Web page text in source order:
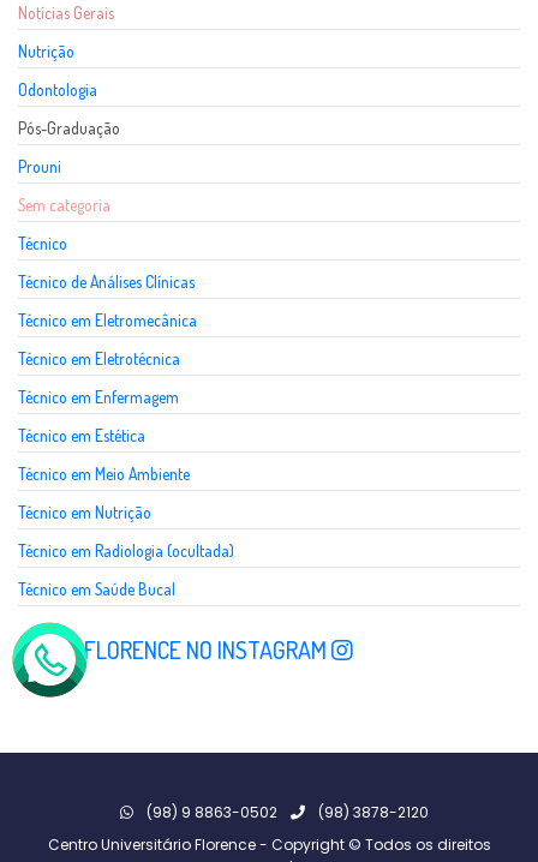
Notícias Gerais
Nutrição
Odontologia
Pós-Graduação
Prouni
Sem categoria
Técnico
Técnico de Análises Clínicas
Técnico em Eletromecânica
Técnico em Eletrotécnica
Técnico em Enfermagem
Técnico em Estética
Técnico em Meio Ambiente
Técnico em Nutrição
Técnico em Radiologia (ocultada)
Técnico em Saúde Bucal
SIGA A FLORENCE NO INSTAGRAM
(98) 9 8863-0502
(98) 3878-2120
Centro Universitário Florence - Copyright © Todos os direitos